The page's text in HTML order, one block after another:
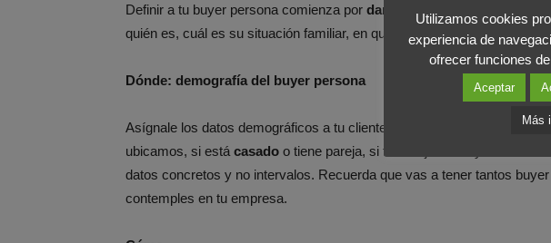
Definir a tu buyer persona comienza por darle nombre y apellidos.
quién es, cuál es su situación familiar, en qué trabaja, qué estudios
Dónde: demografía del buyer persona
Asígnale los datos demográficos a tu cliente ideal: qué tiene,
ubicamos, si está casado o tiene pareja, si tiene hijos o no y cuál es su
datos concretos y no intervalos. Recuerda que vas a tener tantos
contemples en tu empresa.
Utilizamos cookies
experiencia de
ofrecer funciones
Aceptar
Más